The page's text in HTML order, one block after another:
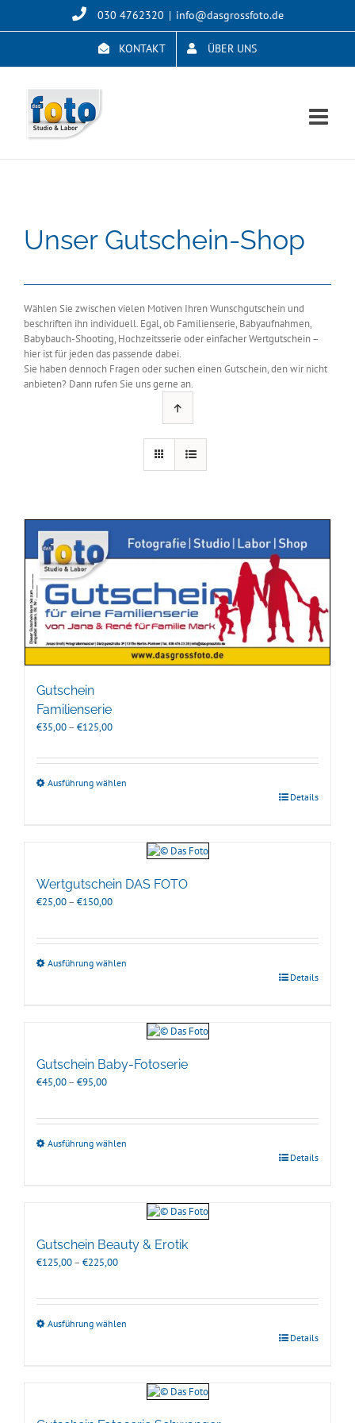
030 4762320 | info@dasgrossfoto.de
KONTAKT ÜBER UNS
Unser Gutschein-Shop
Wählen Sie zwischen vielen Motiven Ihren Wunschgutschein und
beschriften ihn individuell. Egal, ob Familienserie, Babyaufnahmen,
Babybauch-Shooting, Hochzeitsserie oder einfacher Wertgutschein –
hier ist für jeden das passende dabei.
Sie haben dennoch Fragen oder suchen einen Gutschein, den wir nicht
anbieten? Dann rufen Sie uns gerne an.
Gutschein
Familienserie
€35,00– €125,00Preisspanne:
bis
Ausführung wählen
Details
Wertgutschein DAS FOTO
€25,00– €150,00Preisspanne:
€150,00
Ausführung wählen
Details
Gutschein Baby-Fotoserie
€45,00– €95,00Preisspanne:
€95,00
Ausführung wählen
Details
Gutschein Beauty & Erotik
€125,00– €225,00Preisspanne:
€225,00
Ausführung wählen
Details